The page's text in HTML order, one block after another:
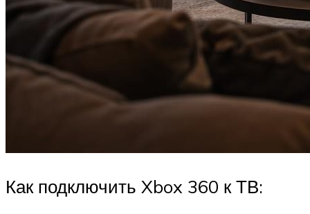
Как подключить Xbox 360 к ТВ: